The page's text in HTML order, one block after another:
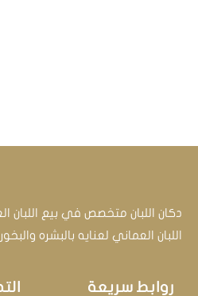
دكان اللبان متخصص في بيع اللبان
اللبان العماني لعنايه بالبشره
روابط سريعة